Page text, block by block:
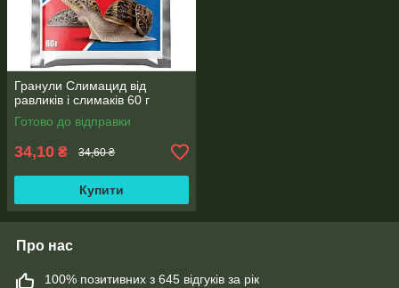
Гранули Слимацид від
равликів і слимаків 60 г
Готово до відправки
34,10 ₴ 34,60 ₴
Купити
Про нас
100% позитивних з 645 відгуків за рік